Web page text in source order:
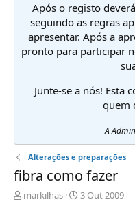
Após o registo
seguindo as regras
apresentar. Após a
pronto para participar
Junte-se a nós! Esta
quem
A
Alterações e preparações
fibra como fazer
Imarkilhas
D
3 Out 2009